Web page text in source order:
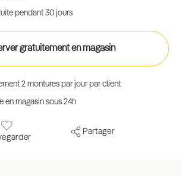
Partager
pendant 30 jours
gratuitement en magasin
2 montures par jour par client
en magasin sous 24h